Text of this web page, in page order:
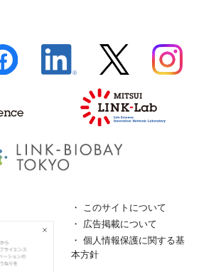
このサイトについて
広告掲載について
づく表
個人情報保護に関する基
本方針